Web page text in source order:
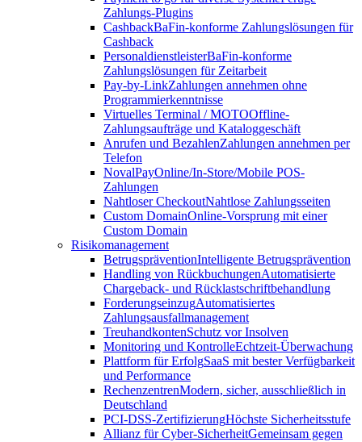
Zahlungs-Plugins
CashbackBaFin-konforme Zahlungslösungen für
Cashback
PersonaldienstleisterBaFin-konforme
Zahlungslösungen für Zeitarbeit
Pay-by-LinkZahlungen annehmen ohne
Programmierkenntnisse
Virtuelles Terminal / MOTOOffline-
Zahlungsaufträge und Kataloggeschäft
Anrufen und BezahlenZahlungen annehmen per
Telefon
NovalPayOnline/In-Store/Mobile POS-
Zahlungen
Nahtloser CheckoutNahtlose Zahlungsseiten
Custom DomainOnline-Vorsprung mit einer
Custom Domain
Risikomanagement
BetrugspräventionIntelligente Betrugsprävention
Handling von RückbuchungenAutomatisierte
Chargeback- und Rücklastschriftbehandlung
ForderungseinzugAutomatisiertes
Zahlungsausfallmanagement
TreuhandkontenSchutz vor Insolven
Monitoring und KontrolleEchtzeit-Überwachung
Plattform für ErfolgSaaS mit bester Verfügbarkeit
und Performance
RechenzentrenModern, sicher, ausschließlich in
Deutschland
PCI-DSS-ZertifizierungHöchste Sicherheitsstufe
Allianz für Cyber-SicherheitGemeinsam gegen